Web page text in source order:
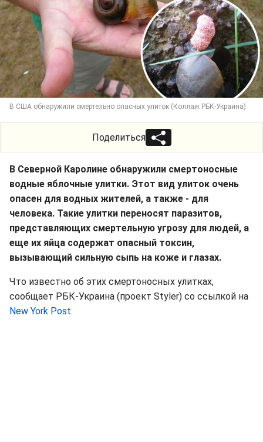
В США обнаружили смертельно опасных улиток (Коллаж РБК-Украина)
Поделиться
В Северной Каролине обнаружили смертоносные
водные яблочные улитки. Этот вид улиток очень
опасен для водных жителей, а также - для
человека. Такие улитки переносят паразитов,
представляющих смертельную угрозу для людей, а
еще их яйца содержат опасный токсин,
вызывающий сильную сыпь на коже и глазах.
Что известно об этих смертоносных улитках,
сообщает РБК-Украина (проект Styler) со ссылкой на
New York Post.